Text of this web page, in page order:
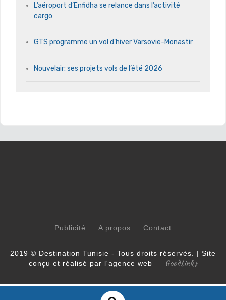
L’aéroport d’Enfidha se relance dans l’activité
cargo
GTS programme un vol d’hiver Varsovie-Monastir
Nouvelair: ses projets vols de l’été 2026
Publicité A propos Contact
2019 © Destination Tunisie - Tous droits réservés. | Site
conçu et réalisé par l'agence web
GoodLinks